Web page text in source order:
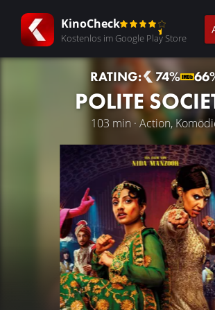
KinoCheck
Kostenlos im Google Play Store
RATING: 74%
POLITE
103 min · Action,